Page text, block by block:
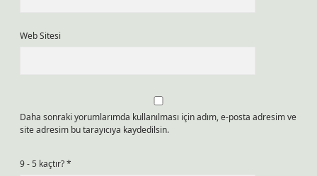
Web Sitesi
Daha sonraki yorumlarımda kullanılması için adım, e-posta adresim ve
site adresim bu tarayıcıya kaydedilsin.
9 - 5 kaçtır?*